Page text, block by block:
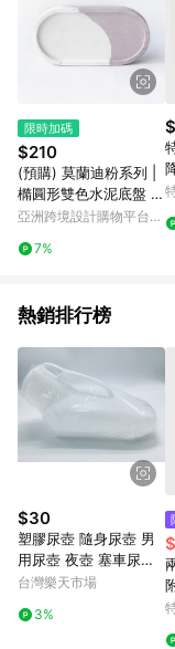
行李箱 / 寶寶攝影機 /
作者&經典角色 / 人氣
套書專區 / 各式零嘴&
水果專區 / 親子理財書
pokemon玩具 / 世界
涼墊 / 同儕相處書單 /
限時加碼
$210
(預購) 莫蘭迪粉系列 |
橢圓形雙色水泥底盤 水
泥飾品盤
亞洲跨境設計購物平台
7%
熱銷排行榜
$30
塑膠尿壺 隨身尿壺 男
用尿壺 夜壺 塞車尿壺
小便器 1000CC
台灣樂天市場
3%